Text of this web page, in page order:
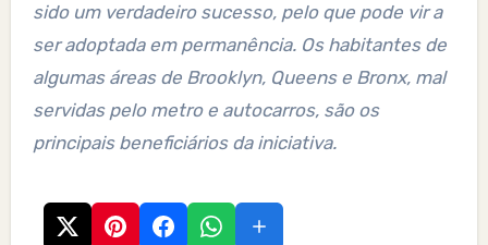
sido um verdadeiro sucesso, pelo que pode vir a
ser adoptada em permanência. Os habitantes de
algumas áreas de Brooklyn, Queens e Bronx, mal
servidas pelo metro e autocarros, são os
principais beneficiários da iniciativa.